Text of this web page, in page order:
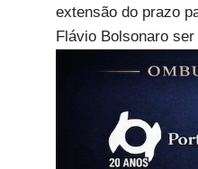
extensão do prazo
Flávio Bolsonaro